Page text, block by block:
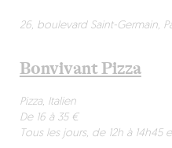
26, boulevard Saint-Germain,
Bonvivant Pizza
Pizza, Italien
De 16 à 35 €
Tous les jours, de 12h à 14h45